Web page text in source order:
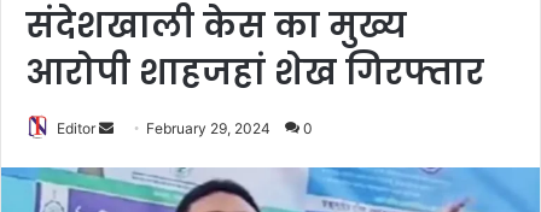
संदेशखाली केस का मुख्य
आरोपी शाहजहां शेख गिरफ्तार
Editor
n
February 29, 2024 0